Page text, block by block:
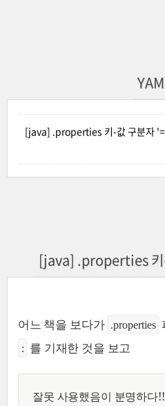
[java] .properties 키-값 구분자
[java] .properties
어느 책을 보다가 .properties
: 를 기재한 것을 보고
잘못 사용했음이 분명하다!!